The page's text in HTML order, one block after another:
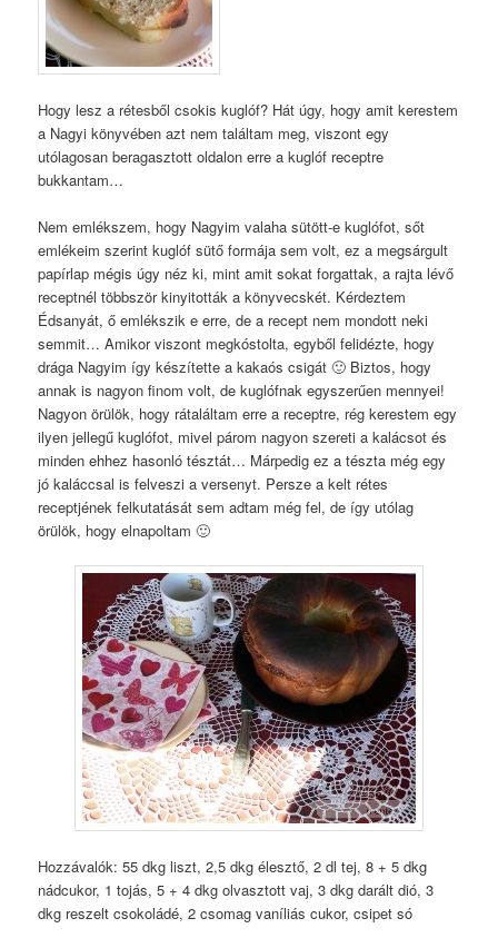
Hogy lesz a rétesből csokis kuglóf? Hát úgy, hogy amit kerestem
a Nagyi könyvében azt nem találtam meg, viszont egy
utólagosan beragasztott oldalon erre a kuglóf receptre
bukkantam…
Nem emlékszem, hogy Nagyim valaha sütött-e kuglófot, sőt
emlékeim szerint kuglóf sütő formája sem volt, ez a megsárgult
papírlap mégis úgy néz ki, mint amit sokat forgattak, a rajta lévő
receptnél többször kinyitották a könyvecskét. Kérdeztem
Édsanyát, ő emlékszik e erre, de a recept nem mondott neki
semmit… Amikor viszont megkóstolta, egyből felidézte, hogy
drága Nagyim így készítette a kakaós csigát 🙂 Biztos, hogy
annak is nagyon finom volt, de kuglófnak egyszerűen mennyei!
Nagyon örülök, hogy rátaláltam erre a receptre, rég kerestem egy
ilyen jellegű kuglófot, mivel párom nagyon szereti a kalácsot és
minden ehhez hasonló tésztát… Márpedig ez a tészta még egy
jó kaláccsal is felveszi a versenyt. Persze a kelt rétes
receptjének felkutatását sem adtam még fel, de így utólag
örülök, hogy elnapoltam 🙂
Hozzávalók: 55 dkg liszt, 2,5 dkg élesztő, 2 dl tej, 8 + 5 dkg
nádcukor, 1 tojás, 5 + 4 dkg olvasztott vaj, 3 dkg darált dió, 3
dkg reszelt csokoládé, 2 csomag vaníliás cukor, csipet só